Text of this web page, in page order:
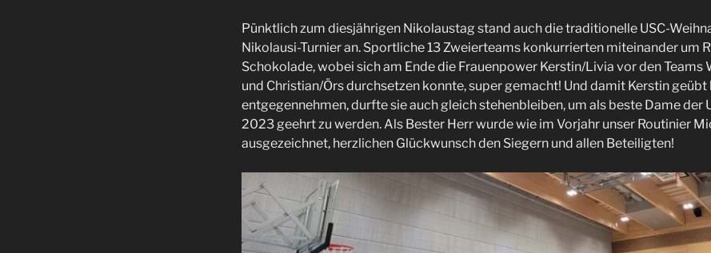
Pünktlich zum diesjährigen Nikolaustag stand auch die traditionelle USC-
Nikolausi-Turnier an. Sportliche 13 Zweierteams konkurrierten miteinander um
Schokolade, wobei sich am Ende die Frauenpower Kerstin/Livia vor den Teams
und Christian/Örs durchsetzen konnte, super gemacht! Und damit Kerstin
entgegennehmen, durfte sie auch gleich stehenbleiben, um als beste Dame der
2023 geehrt zu werden. Als Bester Herr wurde wie im Vorjahr unser Routinier
ausgezeichnet, herzlichen Glückwunsch den Siegern und allen Beteiligten!